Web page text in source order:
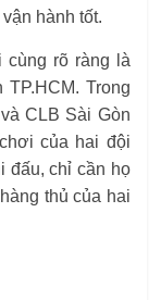
hành tốt.
cùng rõ ràng là
Trong
CLB Sài Gòn
của hai đội
đấu, chỉ cần họ
thủ của hai